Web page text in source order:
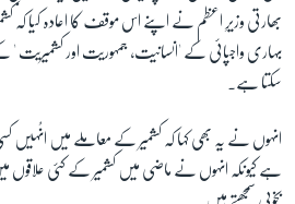
بھارتی وزیرِ اعظم نے اپنے اس موقف کا اعادہ کیا کہ
بہاری واجپائی کے 'انسانیت، جمہوریت اور
سکتا ہے۔
انہوں نے یہ بھی کہا کہ کشمیر کے معاملے میں
ہے کیونکہ انہوں نے ماضی میں کشمیر کے کئی علاقوں
بخوبی سمجھتے ہیں۔